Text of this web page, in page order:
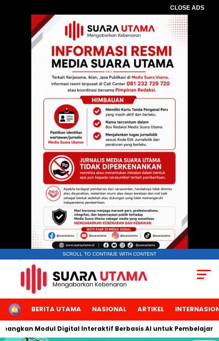
CLOSE ADS
SCROLL TO CONTINUE WITH CONTENT
HOMEBERITA UTAMA NASIONAL ARTIKEL
Modul Digital Interaktif Berbasis AI untuk Pembelajaran